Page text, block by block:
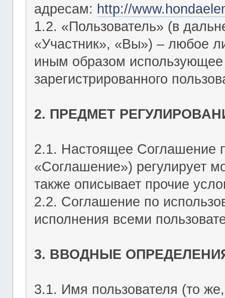
адресам: http://
1.2. «Пользователь» (в
«Участник», «Вы») – любое
иным образом использующее
зарегистрированного
2. ПРЕДМЕТ
2.1. Настоящее Соглашение
«Соглашение») регулирует
также описывает прочие
2.2. Соглашение по
исполнения всеми
3. ВВОДНЫЕ
3.1. Имя пользователя (то